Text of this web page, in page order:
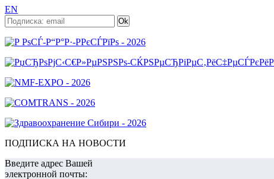
EN
ПОДПИСКА НА НОВОСТИ
Введите адрес Вашей
электронной почты: